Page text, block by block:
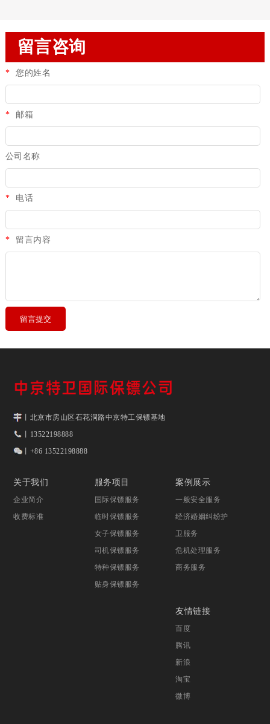
留言咨询
* 您的姓名
* 邮箱
公司名称
* 电话
* 留言内容
丨北京市房山区石花洞路中京特工保镖基地
丨13522198888
丨+86 13522198888
关于我们
企业简介
收费标准
服务项目
国际保镖服务
临时保镖服务
女子保镖服务
司机保镖服务
特种保镖服务
贴身保镖服务
案例展示
一般安全服务
经济婚姻纠纷护
卫服务
危机处理服务
商务服务
友情链接
百度
腾讯
新浪
淘宝
微博